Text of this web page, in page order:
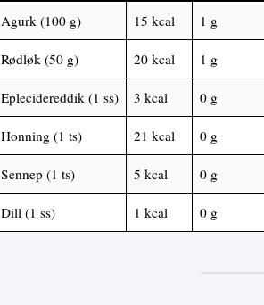
Agurk (100 g) 15 kcal 1 g
Rødløk (50 g) 20 kcal 1 g
Eplecidereddik (1 ss) 3 kcal 0 g
Honning (1 ts) 21 kcal 0 g
Sennep (1 ts) 5 kcal 0 g
Dill (1 ss) 1 kcal 0 g